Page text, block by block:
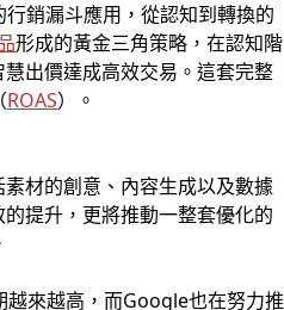
銷漏斗應用，從認知到轉換的
形成的黃金三角策略，在認知階
出價達成高效交易。這套完整
ROAS）。
材的創意、內容生成以及數據
提升，更將推動一整套優化的
越來越高，而Google也在努力推